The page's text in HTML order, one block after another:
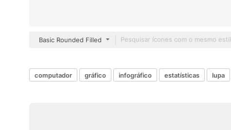
Basic Rounded Filled
computador gráfico infográfico estatísticas lupa